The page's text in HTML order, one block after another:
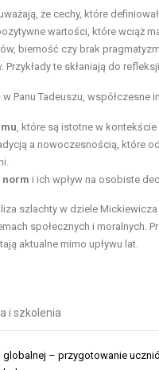
że cechy, które
wartości, które wciąż
bierność czy brak
te skłaniają do
Panu Tadeuszu,
, które są istotne w
a nowoczesnością, które
norm i ich wpływ na osobiste
szlachty w dziele
społecznych i moralnych.
aktualne mimo upływu lat.
i szkolenia
globalnej – przygotowanie